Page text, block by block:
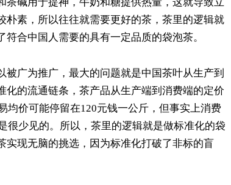
素，所以往往就需要更好的茶，茶里的逻辑就
合中国人需要的具有一定品质的袋泡茶。
广为推广，最大的问题就是中国茶叶从生产到
的流通链条，茶产品从生产端到消费端的定价
均价可能停留在120元钱一公斤，但事实上消费
很少见的。所以，茶里的逻辑就是做标准化的袋
现无脑的挑选，因为标准化打破了非标的盲